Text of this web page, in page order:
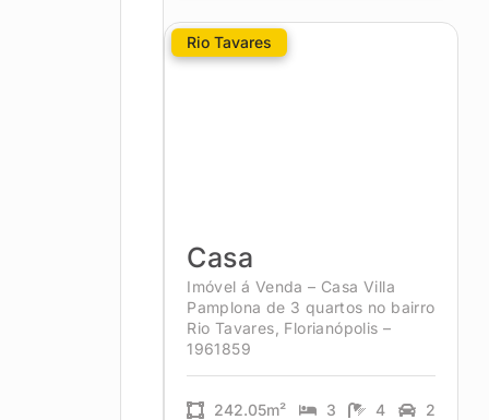
Rio Tavares
Casa
Imóvel á Venda – Casa Villa
Pamplona de 3 quartos no bairro
Rio Tavares, Florianópolis –
1961859
242.05m² 3 4 2